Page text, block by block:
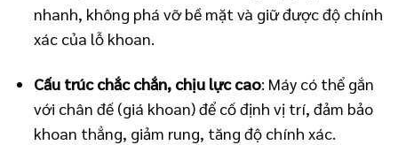
nhanh, không phá vỡ bề mặt và giữ được độ chính
xác của lỗ khoan.
Cấu trúc chắc chắn, chịu lực cao: Máy có thể gắn
với chân đế (giá khoan) để cố định vị trí, đảm bảo
khoan thẳng, giảm rung, tăng độ chính xác.